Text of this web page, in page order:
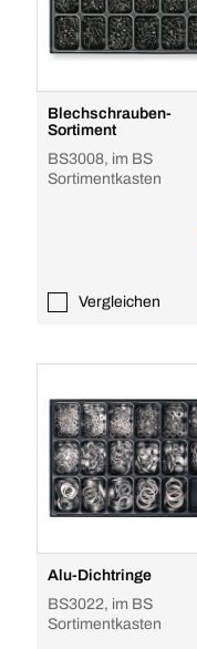
Blechschrauben-
Sortiment
BS3008, im BS
Sortimentkasten
Vergleichen
Alu-Dichtringe
BS3022, im BS
Sortimentkasten